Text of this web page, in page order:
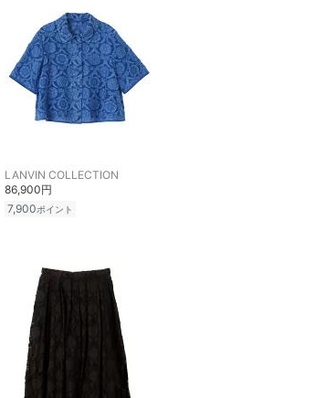
LANVIN COLLECTION
86,900円
7,900ポイント